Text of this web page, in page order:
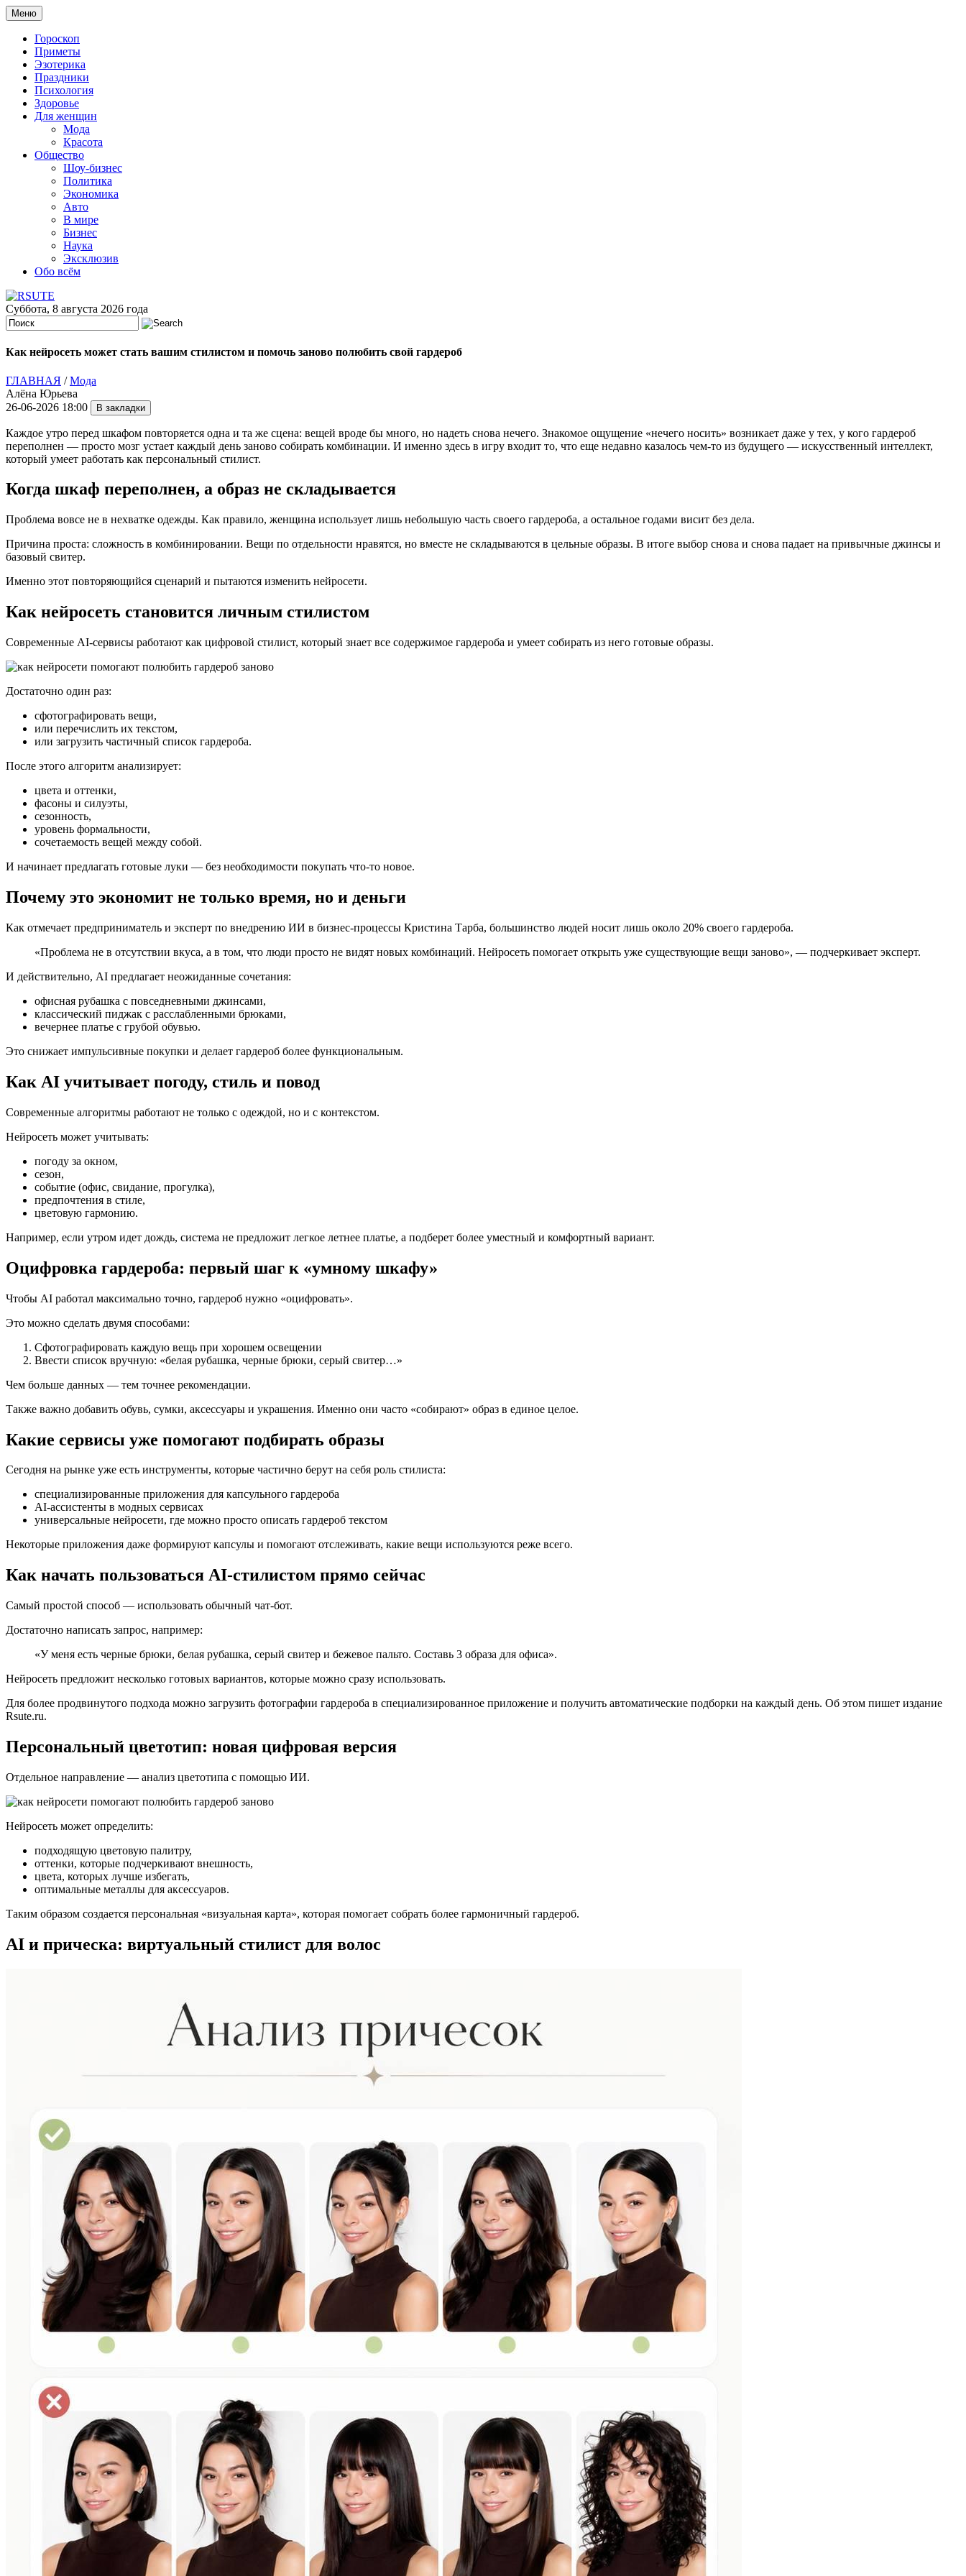
Меню
Гороскоп
Приметы
Эзотерика
Праздники
Психология
Здоровье
Для женщин
Мода
Красота
Общество
Шоу-бизнес
Политика
Экономика
Авто
В мире
Бизнес
Наука
Эксклюзив
Обо всём
Суббота, 8 августа 2026 года
Как нейросеть может стать вашим стилистом и помочь заново полюбить свой гардероб
ГЛАВНАЯ /Мода
Алёна Юрьева
26-06-2026 18:00
Каждое утро перед шкафом повторяется одна и та же сцена: вещей вроде бы много, но надеть снова нечего. Знакомое ощущение «нечего носить» возникает даже у тех, у кого гардероб
переполнен — просто мозг устает каждый день заново собирать комбинации. И именно здесь в игру входит то, что еще недавно казалось чем-то из будущего — искусственный интеллект,
который умеет работать как персональный стилист.
Когда шкаф переполнен, а образ не складывается
Проблема вовсе не в нехватке одежды. Как правило, женщина использует лишь небольшую часть своего гардероба, а остальное годами висит без дела.
Причина проста: сложность в комбинировании. Вещи по отдельности нравятся, но вместе не складываются в цельные образы. В итоге выбор снова и снова падает на привычные джинсы и
базовый свитер.
Именно этот повторяющийся сценарий и пытаются изменить нейросети.
Как нейросеть становится личным стилистом
Современные AI-сервисы работают как цифровой стилист, который знает все содержимое гардероба и умеет собирать из него готовые образы.
Достаточно один раз:
сфотографировать вещи,
или перечислить их текстом,
или загрузить частичный список гардероба.
После этого алгоритм анализирует:
цвета и оттенки,
фасоны и силуэты,
сезонность,
уровень формальности,
сочетаемость вещей между собой.
И начинает предлагать готовые луки — без необходимости покупать что-то новое.
Почему это экономит не только время, но и деньги
Как отмечает предприниматель и эксперт по внедрению ИИ в бизнес-процессы Кристина Тарба, большинство людей носит лишь около 20% своего гардероба.
«Проблема не в отсутствии вкуса, а в том, что люди просто не видят новых комбинаций. Нейросеть помогает открыть уже существующие вещи заново», — подчеркивает эксперт.
И действительно, AI предлагает неожиданные сочетания:
офисная рубашка с повседневными джинсами,
классический пиджак с расслабленными брюками,
вечернее платье с грубой обувью.
Это снижает импульсивные покупки и делает гардероб более функциональным.
Как AI учитывает погоду, стиль и повод
Современные алгоритмы работают не только с одеждой, но и с контекстом.
Нейросеть может учитывать:
погоду за окном,
сезон,
событие (офис, свидание, прогулка),
предпочтения в стиле,
цветовую гармонию.
Например, если утром идет дождь, система не предложит легкое летнее платье, а подберет более уместный и комфортный вариант.
Оцифровка гардероба: первый шаг к «умному шкафу»
Чтобы AI работал максимально точно, гардероб нужно «оцифровать».
Это можно сделать двумя способами:
Сфотографировать каждую вещь при хорошем освещении
Ввести список вручную: «белая рубашка, черные брюки, серый свитер…»
Чем больше данных — тем точнее рекомендации.
Также важно добавить обувь, сумки, аксессуары и украшения. Именно они часто «собирают» образ в единое целое.
Какие сервисы уже помогают подбирать образы
Сегодня на рынке уже есть инструменты, которые частично берут на себя роль стилиста:
специализированные приложения для капсульного гардероба
AI-ассистенты в модных сервисах
универсальные нейросети, где можно просто описать гардероб текстом
Некоторые приложения даже формируют капсулы и помогают отслеживать, какие вещи используются реже всего.
Как начать пользоваться AI-стилистом прямо сейчас
Самый простой способ — использовать обычный чат-бот.
Достаточно написать запрос, например:
«У меня есть черные брюки, белая рубашка, серый свитер и бежевое пальто. Составь 3 образа для офиса».
Нейросеть предложит несколько готовых вариантов, которые можно сразу использовать.
Для более продвинутого подхода можно загрузить фотографии гардероба в специализированное приложение и получить автоматические подборки на каждый день. Об этом пишет издание
Rsute.ru.
Персональный цветотип: новая цифровая версия
Отдельное направление — анализ цветотипа с помощью ИИ.
Нейросеть может определить:
подходящую цветовую палитру,
оттенки, которые подчеркивают внешность,
цвета, которых лучше избегать,
оптимальные металлы для аксессуаров.
Таким образом создается персональная «визуальная карта», которая помогает собрать более гармоничный гардероб.
AI и прическа: виртуальный стилист для волос